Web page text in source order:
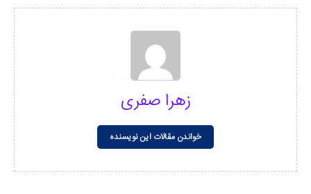
زهرا صفری
خواندن مقالات این نویسنده